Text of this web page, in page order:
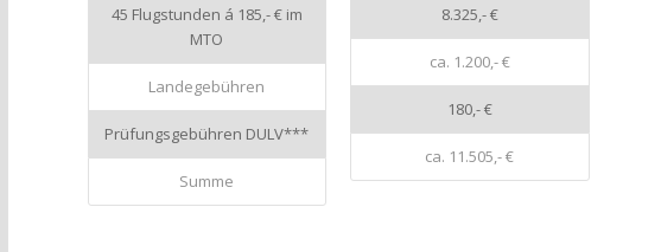
45 Flugstunden á 185,- € im
MTO
Landegebühren
Prüfungsgebühren DULV***
Summe
8.325,- €
ca. 1.200,- €
180,- €
ca. 11.505,- €